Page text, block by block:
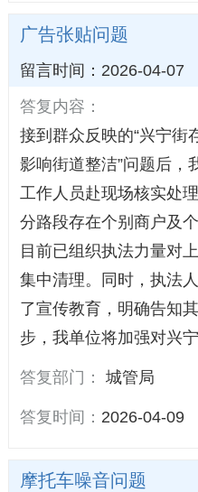
广告张贴问题
留言时间：2026-04-07
答复内容：
接到群众反映的“兴宁街
影响街道整洁”问题后，
工作人员赴现场核实处
分路段存在个别商户及
目前已组织执法力量对
集中清理。同时，执法
了宣传教育，明确告知
步，我单位将加强对兴
答复部门： 城管局
答复时间： 2026-04-09
摩托车噪音问题